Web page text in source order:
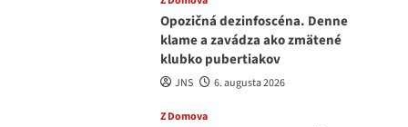
Opozičná dezinfoscéna. Denne
klame a zavádza ako zmätené
klubko pubertiakov
JNS 6. augusta 2026
Z Domova